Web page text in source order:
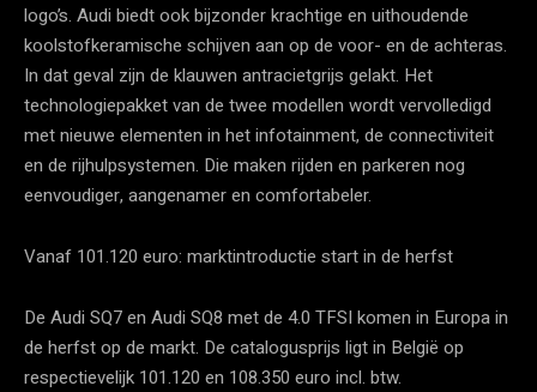
logo’s. Audi biedt ook bijzonder krachtige en uithoudende
koolstofkeramische schijven aan op de voor- en de achteras.
In dat geval zijn de klauwen antracietgrijs gelakt. Het
technologiepakket van de twee modellen wordt vervolledigd
met nieuwe elementen in het infotainment, de connectiviteit
en de rijhulpsystemen. Die maken rijden en parkeren nog
eenvoudiger, aangenamer en comfortabeler.
Vanaf 101.120 euro: marktintroductie start in de herfst
De Audi SQ7 en Audi SQ8 met de 4.0 TFSI komen in Europa in
de herfst op de markt. De catalogusprijs ligt in België op
respectievelijk 101.120 en 108.350 euro incl. btw.